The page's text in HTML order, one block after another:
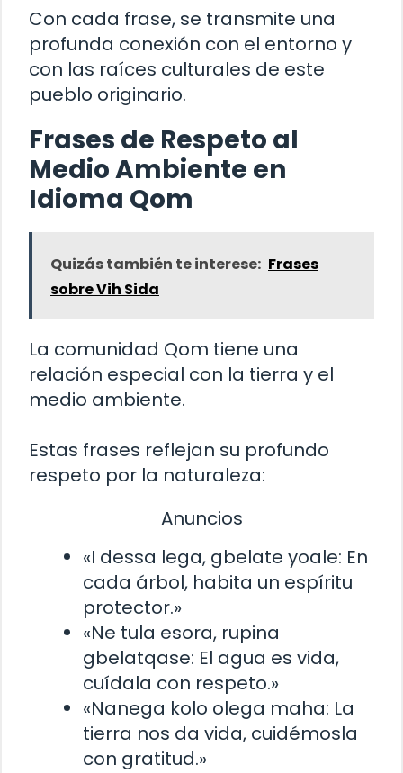
Con cada frase, se transmite una
profunda conexión con el entorno y
con las raíces culturales de este
pueblo originario.
Frases de Respeto al
Medio Ambiente en
Idioma Qom
Quizás también te interese: Frases
sobre Vih Sida
La comunidad Qom tiene una
relación especial con la tierra y el
medio ambiente.
Estas frases reflejan su profundo
respeto por la naturaleza:
Anuncios
«I dessa lega, gbelate yoale: En
cada árbol, habita un espíritu
protector.»
«Ne tula esora, rupina
gbelatqase: El agua es vida,
cuídala con respeto.»
«Nanega kolo olega maha: La
tierra nos da vida, cuidémosla
con gratitud.»